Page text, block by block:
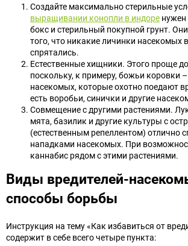
Создайте максимально стерильные
выращивании конопли в индоре
бокс и стерильный покупной грунт.
того, что никакие личинки насекомых
спрятались.
Естественные хищники. Этого проще
поскольку, к примеру, божьи коровки
насекомых, которые охотно поедают
есть воробьи, синички и другие
Совмещение с другими растениями.
мята, базилик и другие культуры с
(естественным репеллентом) отлично
нападками насекомых. При
каннабис рядом с этими растениями.
Виды вредителей-
способы борьбы
Инструкция на тему «Как избавиться от
содержит в себе всего четыре пункта: